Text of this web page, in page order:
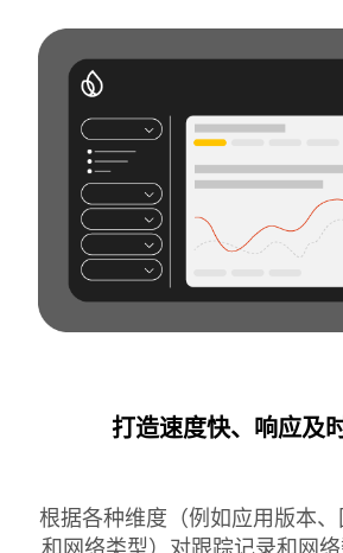
打造速度快、响应及
根据各种维度（例如应用版本